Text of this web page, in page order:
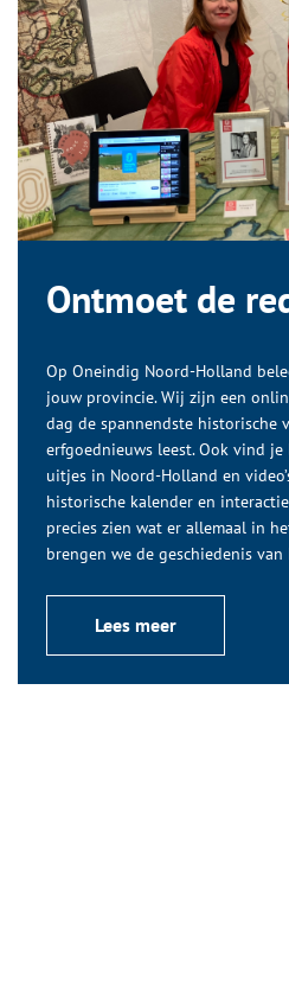
Ontmoet de
Op Oneindig Noord-Holland
jouw provincie. Wij zijn een
dag de spannendste historische
erfgoednieuws leest. Ook vind
uitjes in Noord-Holland en
historische kalender en
precies zien wat er allemaal in
brengen we de geschiedenis
Lees meer